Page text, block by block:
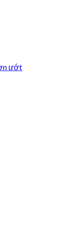
ướt